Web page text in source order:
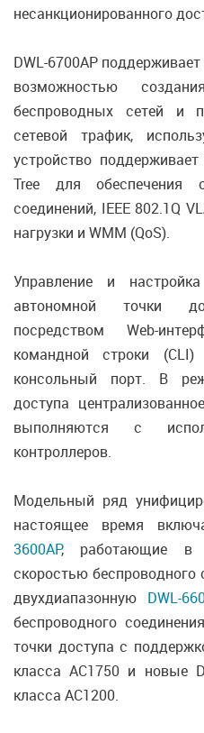
несанкционированного
DWL-6700AP
возможностью
беспроводных сетей и
сетевой трафик,
устройство
Tree для обеспечения
соединений, IEEE 802.1Q
нагрузки и WMM (QoS).
Управление и
автономной точки
посредством Web-
командной строки
консольный порт. В
доступа
выполняются с
контроллеров.
Модельный ряд
настоящее время
3600AP, работающие в
скоростью
двухдиапазонную DWL-
беспроводного
точки доступа с
класса AC1750 и новые
класса AC1200.